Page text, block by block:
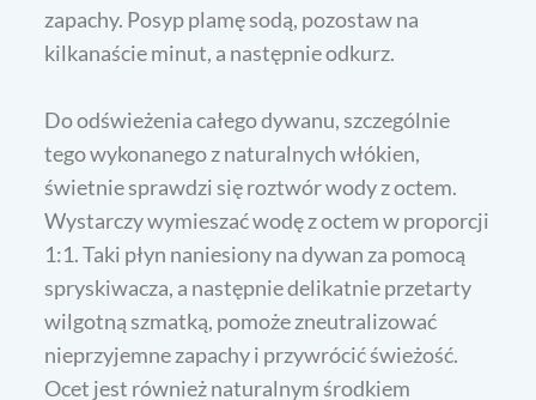
zapachy. Posyp plamę sodą, pozostaw na
kilkanaście minut, a następnie odkurz.
Do odświeżenia całego dywanu, szczególnie
tego wykonanego z naturalnych włókien,
świetnie sprawdzi się roztwór wody z octem.
Wystarczy wymieszać wodę z octem w proporcji
1:1. Taki płyn naniesiony na dywan za pomocą
spryskiwacza, a następnie delikatnie przetarty
wilgotną szmatką, pomoże zneutralizować
nieprzyjemne zapachy i przywrócić świeżość.
Ocet jest również naturalnym środkiem